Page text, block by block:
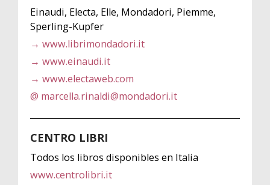
Einaudi, Electa, Elle, Mondadori, Piemme,
Sperling-Kupfer
→ www.librimondadori.it
→ www.einaudi.it
→ www.electaweb.com
@ marcella.rinaldi@mondadori.it
CENTRO LIBRI
Todos los libros disponibles en Italia
www.centrolibri.it